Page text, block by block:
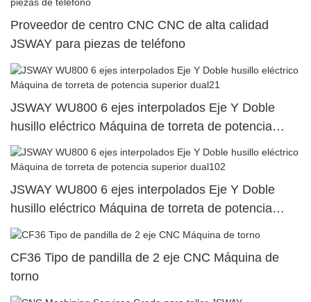
Proveedor de centro CNC CNC de alta calidad
JSWAY para piezas de teléfono
JSWAY WU800 6 ejes interpolados Eje Y Doble
husillo eléctrico Máquina de torreta de potencia
superior dual21
JSWAY WU800 6 ejes interpolados Eje Y Doble
husillo eléctrico Máquina de torreta de potencia
superior dual102
CF36 Tipo de pandilla de 2 eje CNC Máquina de
torno